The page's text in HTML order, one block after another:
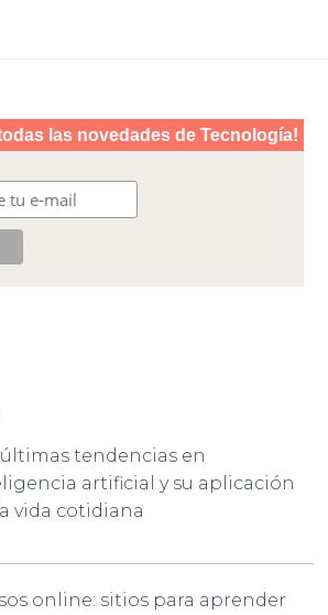
últimas tendencias en
artificial y su aplicación
vida cotidiana
online: sitios para aprender